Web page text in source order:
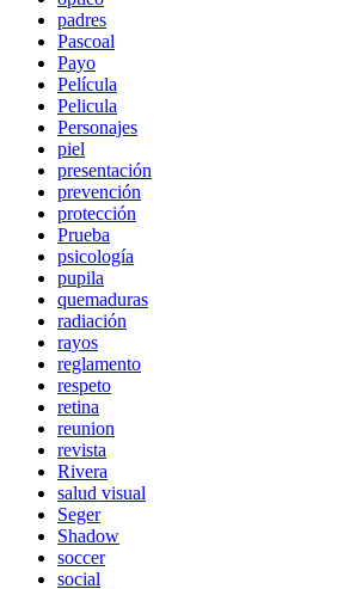
padres
Pascoal
Payo
Película
Pelicula
Personajes
piel
presentación
prevención
protección
Prueba
psicología
pupila
quemaduras
radiación
rayos
reglamento
respeto
retina
reunion
revista
Rivera
salud visual
Seger
Shadow
soccer
social